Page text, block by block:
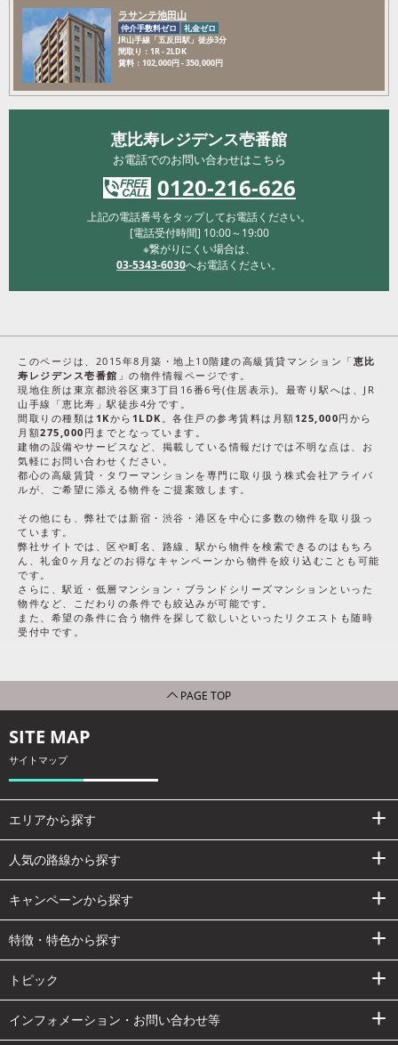
ラサンテ池田山
仲介手数料ゼロ
礼金ゼロ
JR山手線「五反田駅」徒歩3分
間取り：1R - 2LDK
賃料：102,000円 - 350,000円
恵比寿レジデンス壱番館
お電話でのお問い合わせはこちら
0120-216-626
上記の電話番号をタップしてお電話ください。
[電話受付時間] 10:00～19:00
※繋がりにくい場合は、
03-5343-6030へお電話ください。
このページは、2015年8月築・地上10階建の高級賃貸マンション「 恵比
寿レジデンス壱番館 」の物件情報ページです。
現地住所は東京都渋谷区東3丁目16番6号(住居表示)。最寄り駅へは、JR
山手線「恵比寿」駅徒歩4分です。
間取りの種類は 1Kから 1LDK 。各住戸の参考賃料は月額 125,000円から
月額275,000 円までとなっています。
建物の設備やサービスなど、掲載している情報だけでは不明な点は、お
気軽にお問い合わせください。
都心の高級賃貸・タワーマンションを専門に取り扱う株式会社アライバ
ルが、ご希望に添える物件をご提案致します。
その他にも、弊社では新宿・渋谷・港区を中心に多数の物件を取り扱っ
ています。
弊社サイトでは、区や町名、路線、駅から物件を検索できるのはもちろ
ん、礼金0ヶ月などのお得なキャンペーンから物件を絞り込むことも可能
です。
さらに、駅近・低層マンション・ブランドシリーズマンションといった
物件など、こだわりの条件でも絞込みが可能です。
また、希望の条件に合う物件を探して欲しいといったリクエストも随時
受付中です。
PAGE TOP
SITE MAP
サイトマップ
エリアから探す
人気の路線から探す
キャンペーンから探す
特徴・特色から探す
トピック
インフォメーション・お問い合わせ等